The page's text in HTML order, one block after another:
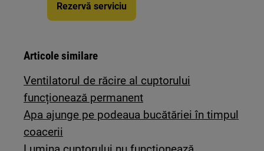
Rezervă serviciu
Articole similare
Ventilatorul de răcire al cuptorului
funcționează permanent
Apa ajunge pe podeaua bucătăriei în timpul
coacerii